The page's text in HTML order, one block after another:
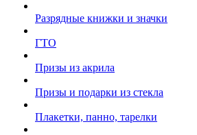
Разрядные книжки и значки
ГТО
Призы из акрила
Призы и подарки из стекла
Плакетки, панно, тарелки